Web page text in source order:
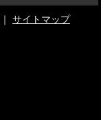
｜ サイトマップ